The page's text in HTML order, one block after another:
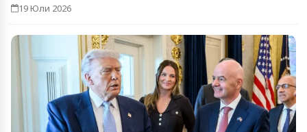
19 Юли 2026